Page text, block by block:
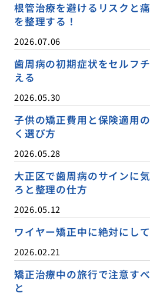
根管治療を避けるリスクと
を整理する！
2026.07.06
歯周病の初期症状をセルフ
える
2026.05.30
子供の矯正費用と保険適用
く選び方
2026.05.28
大正区で歯周病のサインに
ろと整理の仕方
2026.05.12
ワイヤー矯正中に絶対にし
2026.02.21
矯正治療中の旅行で注意す
と